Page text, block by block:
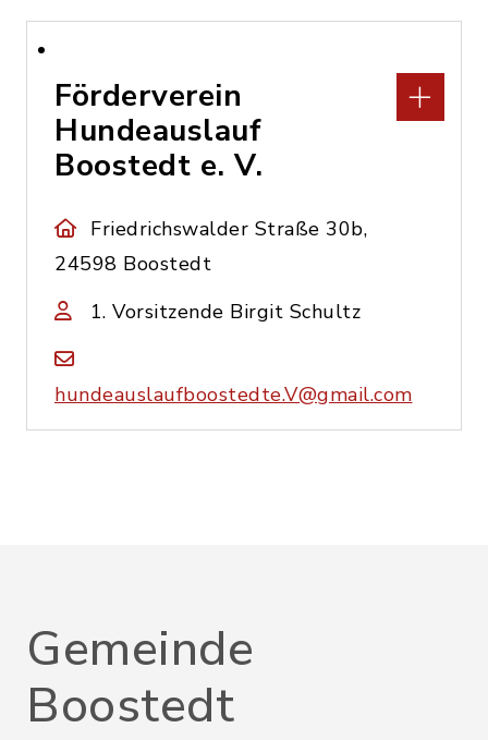
Förderverein
Hundeauslauf
Boostedt e. V.
Friedrichswalder Straße 30b,
24598 Boostedt
1. Vorsitzende Birgit Schultz
hundeauslaufboostedte.V@gmail.com
Gemeinde
Boostedt